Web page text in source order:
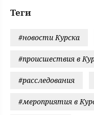
Теги
#новости Курска
#происшествия в
#расследования
#мероприятия в